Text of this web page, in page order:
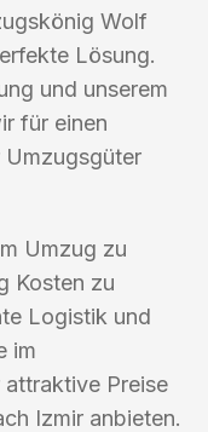
Wolf
Lösung.
und unserem
für einen
Umzugsgüter
Umzug zu
Kosten zu
Logistik und
im
Preise
Izmir anbieten.